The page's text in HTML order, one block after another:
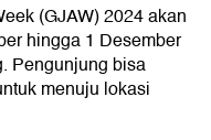
(GJAW) 2024 akan
hingga 1 Desember
Pengunjung bisa
menuju lokasi